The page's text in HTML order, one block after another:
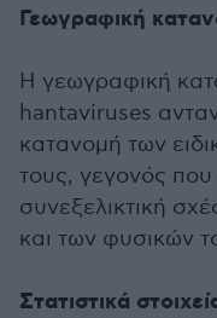
Γεωγραφική
Η γεωγραφική
hantaviruses
κατανομή των
τους, γεγονός που
συνεξελικτική
και των φυσικών
Στατιστικά